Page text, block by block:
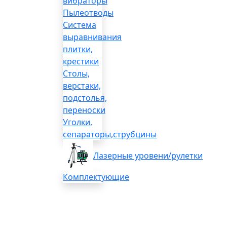
Пылеотводы
Система
выравнивания
плитки,
крестики
Столы,
верстаки,
подстолья,
переноски
Уголки,
сепараторы,струбцины
Лазерные уровени/рулетки
Комплектующие